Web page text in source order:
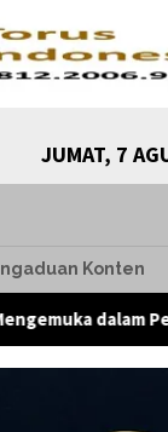
JUMAT, 7
Konten
Pertemuan JK